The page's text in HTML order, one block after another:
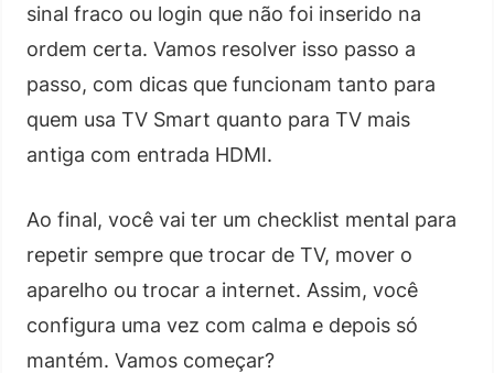
sinal fraco ou login que não foi inserido na
ordem certa. Vamos resolver isso passo a
passo, com dicas que funcionam tanto para
quem usa TV Smart quanto para TV mais
antiga com entrada HDMI.
Ao final, você vai ter um checklist mental para
repetir sempre que trocar de TV, mover o
aparelho ou trocar a internet. Assim, você
configura uma vez com calma e depois só
mantém. Vamos começar?